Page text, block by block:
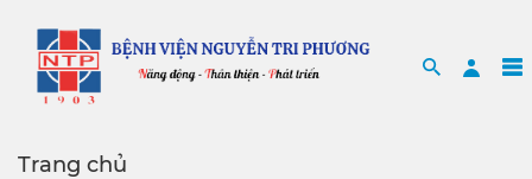
Search
Trang chủ